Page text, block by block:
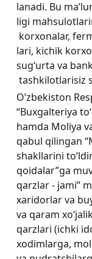
lanadi. Bu
ligi
korxonalar,
lari, kichik
sug‘urta va
tashkilotlarisiz
O’zbekiston
“Buxgalteriya
hamda Moliya
qabul qilingan
shakllarini
qoidalar”ga
qarzlar - jami”
xaridorlar va
va qaram
qarzlari (ichki
xodimlarga,